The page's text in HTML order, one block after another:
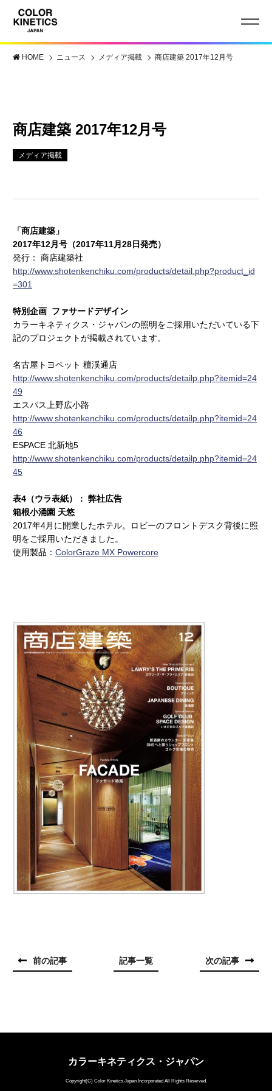
HOME ニュース メディア掲載 商店建築 2017年12月号
商店建築 2017年12月号
メディア掲載
「商店建築」
2017年12月号（2017年11月28日発売）
発行： 商店建築社
http://www.shotenkenchiku.com/products/detail.php?product_id
=301
特別企画 ファサードデザイン
カラーキネティクス・ジャパンの照明をご採用いただいている下
記のプロジェクトが掲載されています。
名古屋トヨペット 檀渓通店
http://www.shotenkenchiku.com/products/detailp.php?itemid=24
49
エスパス上野広小路
http://www.shotenkenchiku.com/products/detailp.php?itemid=24
46
ESPACE 北新地5
http://www.shotenkenchiku.com/products/detailp.php?itemid=24
45
表4（ウラ表紙）： 弊社広告
箱根小涌園 天悠
2017年4月に開業したホテル。ロビーのフロントデスク背後に照
明をご採用いただきました。
使用製品： ColorGraze MX Powercore
前の記事 記事一覧 次の記事
カラーキネティクス・ジャパン
Copyright(C) Color Kinetics Japan Incorporated All Rights Reserved.